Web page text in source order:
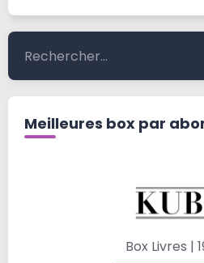
Meilleures box par
Box Livres |